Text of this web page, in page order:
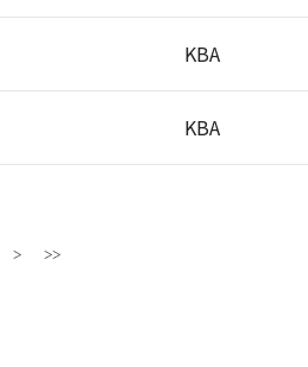
KBA
KBA